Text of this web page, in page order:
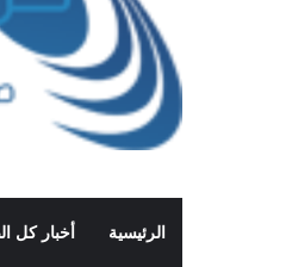
الرئيسية أخبار كل